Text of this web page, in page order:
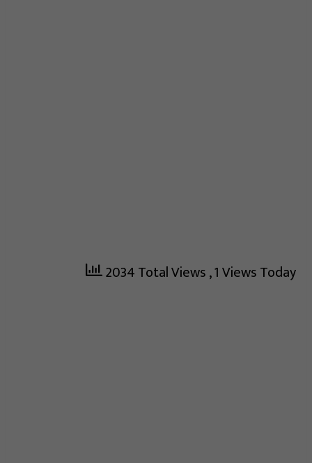
2034 Total Views, 1 Views Today